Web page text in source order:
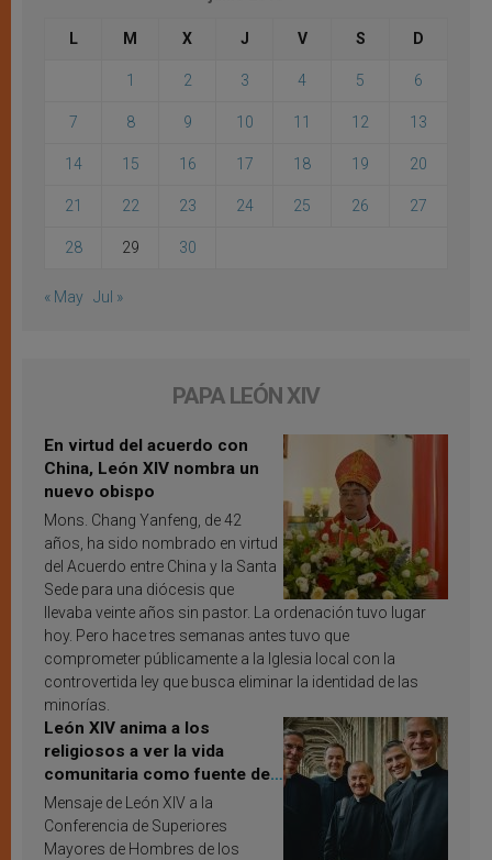
L M X J V S D
1 2 3 4 5 6
7 8 9 10 11 12 13
14 15 16 17 18 19 20
21 22 23 24 25 26 27
28 29 30
« May Jul »
PAPA LEÓN XIV
En virtud del acuerdo con
China, León XIV nombra un
nuevo obispo
Mons. Chang Yanfeng, de 42
años, ha sido nombrado en virtud
del Acuerdo entre China y la Santa
Sede para una diócesis que
llevaba veinte años sin pastor. La ordenación tuvo lugar
hoy. Pero hace tres semanas antes tuvo que
comprometer públicamente a la Iglesia local con la
controvertida ley que busca eliminar la identidad de las
minorías.
León XIV anima a los
religiosos a ver la vida
comunitaria como fuente de
inspiración y santificación
Mensaje de León XIV a la
Conferencia de Superiores
Mayores de Hombres de los